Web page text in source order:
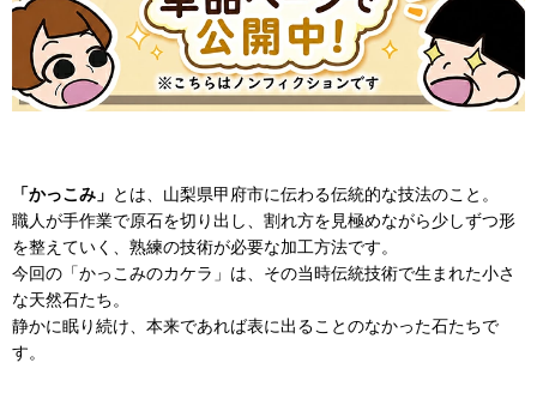
「かっこみ」 とは、山梨県甲府市に伝わる伝統的な技法のこと。
職人が手作業で原石を切り出し、割れ方を見極めながら少しずつ形
を整えていく、熟練の技術が必要な加工方法です。
今回の「かっこみのカケラ」は、その当時伝統技術で生まれた小さ
な天然石たち。
静かに眠り続け、本来であれば表に出ることのなかった石たちで
す。